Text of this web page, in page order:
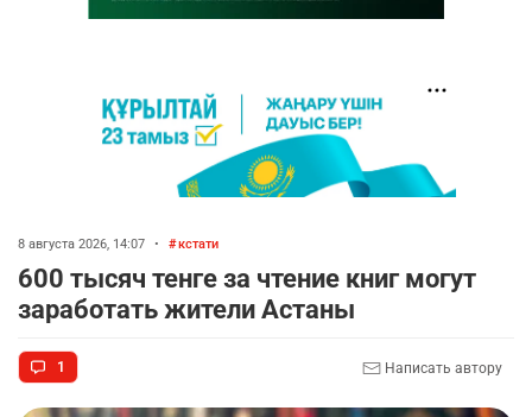
8 августа 2026, 14:07 • кстати
600 тысяч тенге за чтение книг могут
заработать жители Астаны
1 Написать автору